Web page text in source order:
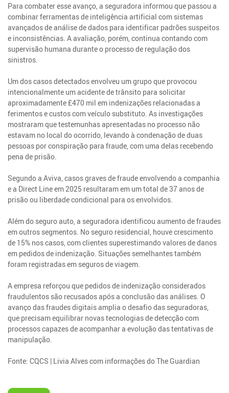
Para combater esse avanço, a seguradora informou que passou a
combinar ferramentas de inteligência artificial com sistemas
avançados de análise de dados para identificar padrões suspeitos
e inconsistências. A avaliação, porém, continua contando com
supervisão humana durante o processo de regulação dos
sinistros.
Um dos casos detectados envolveu um grupo que provocou
intencionalmente um acidente de trânsito para solicitar
aproximadamente £470 mil em indenizações relacionadas a
ferimentos e custos com veículo substituto. As investigações
mostraram que testemunhas apresentadas no processo não
estavam no local do ocorrido, levando à condenação de duas
pessoas por conspiração para fraude, com uma delas recebendo
pena de prisão.
Segundo a Aviva, casos graves de fraude envolvendo a companhia
e a Direct Line em 2025 resultaram em um total de 37 anos de
prisão ou liberdade condicional para os envolvidos.
Além do seguro auto, a seguradora identificou aumento de fraudes
em outros segmentos. No seguro residencial, houve crescimento
de 15% nos casos, com clientes superestimando valores de danos
em pedidos de indenização. Situações semelhantes também
foram registradas em seguros de viagem.
A empresa reforçou que pedidos de indenização considerados
fraudulentos são recusados após a conclusão das análises. O
avanço das fraudes digitais amplia o desafio das seguradoras,
que precisam equilibrar novas tecnologias de detecção com
processos capazes de acompanhar a evolução das tentativas de
manipulação.
Fonte: CQCS | Livia Alves com informações do The Guardian